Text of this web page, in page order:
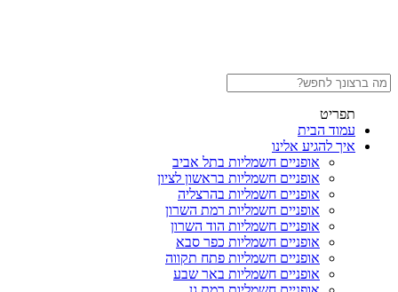
תפריט
עמוד הבית
איך להגיע אלינו
אופניים חשמליות בתל אביב
אופניים חשמליות בראשון לציון
אופניים חשמליות בהרצליה
אופניים חשמליות רמת השרון
אופניים חשמליות הוד השרון
אופניים חשמליות כפר סבא
אופניים חשמליות פתח תקווה
אופניים חשמליות באר שבע